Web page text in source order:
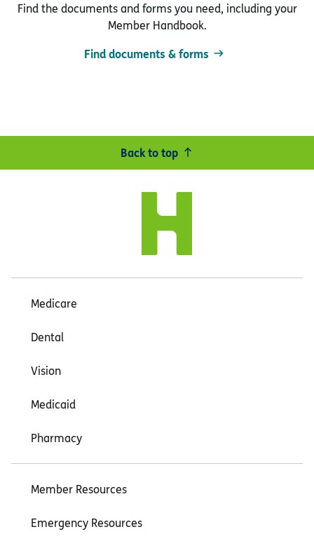
Find the documents and forms you need, including your
Member Handbook.
Find documents & forms
Back to top
Medicare
Dental
Vision
Medicaid
Pharmacy
Member Resources
Emergency Resources